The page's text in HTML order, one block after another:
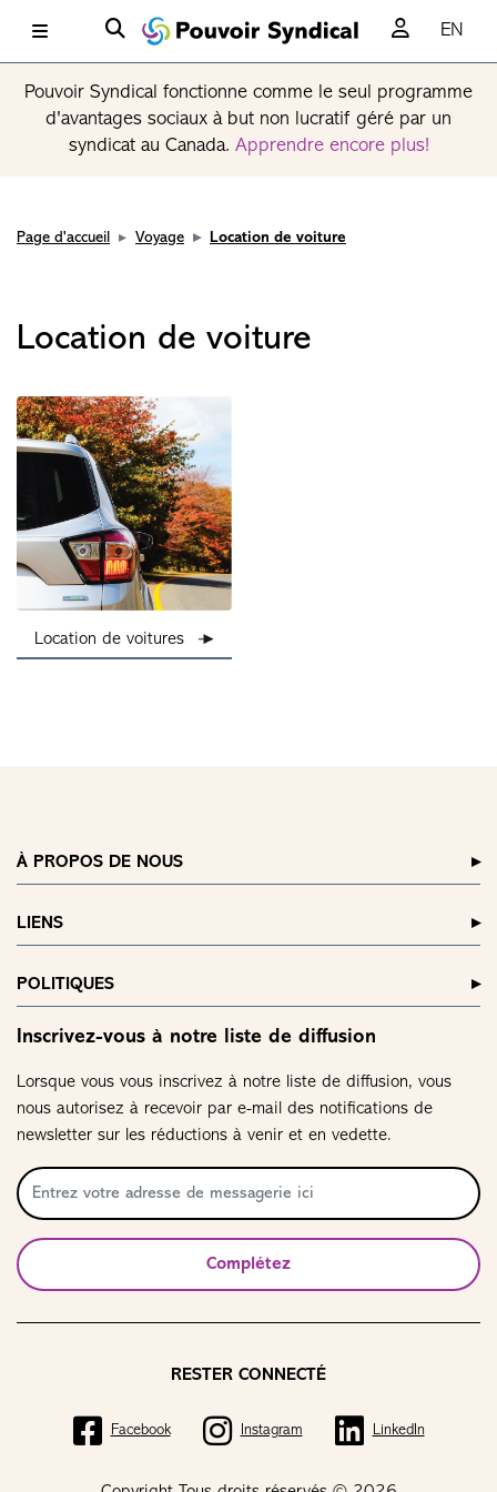
EN
Pouvoir Syndical fonctionne comme le seul programme
d'avantages sociaux à but non lucratif géré par un
syndicat au Canada. Apprendre encore plus!
Page d'accueil Voyage Location de voiture
Location de voiture
Location de voitures
À PROPOS DE NOUS
LIENS
POLITIQUES
Inscrivez-vous à notre liste de diffusion
Lorsque vous vous inscrivez à notre liste de diffusion, vous
nous autorisez à recevoir par e-mail des notifications de
newsletter sur les réductions à venir et en vedette.
Complétez
RESTER CONNECTÉ
Facebook Instagram LinkedIn